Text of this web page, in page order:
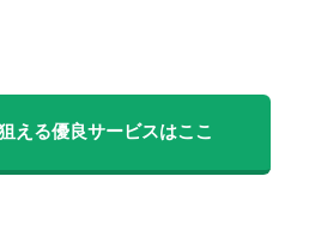
える優良サービスはここ